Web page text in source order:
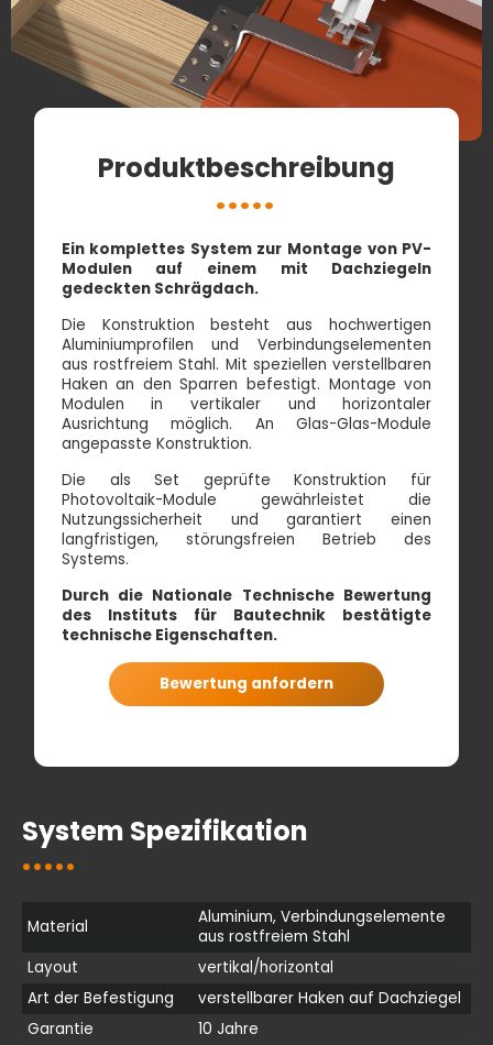
Produktbeschreibung
Ein komplettes System zur Montage von PV-
Modulen auf einem mit Dachziegeln
gedeckten Schrägdach.
Die Konstruktion besteht aus hochwertigen
Aluminiumprofilen und Verbindungselementen
aus rostfreiem Stahl. Mit speziellen verstellbaren
Haken an den Sparren befestigt. Montage von
Modulen in vertikaler und horizontaler
Ausrichtung möglich. An Glas-Glas-Module
angepasste Konstruktion.
Die als Set geprüfte Konstruktion für
Photovoltaik-Module gewährleistet die
Nutzungssicherheit und garantiert einen
langfristigen, störungsfreien Betrieb des
Systems.
Durch die Nationale Technische Bewertung
des Instituts für Bautechnik bestätigte
technische Eigenschaften.
Bewertung anfordern
System Spezifikation
Material
Aluminium, Verbindungselemente
aus rostfreiem Stahl
Layout
vertikal/horizontal
Art der Befestigung
verstellbarer Haken auf Dachziegel
Garantie
10 Jahre